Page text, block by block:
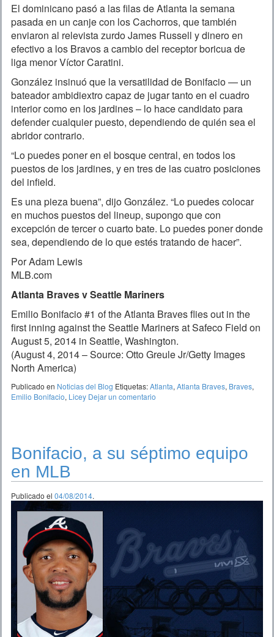
El dominicano pasó a las filas de Atlanta la semana
pasada en un canje con los Cachorros, que también
enviaron al relevista zurdo James Russell y dinero en
efectivo a los Bravos a cambio del receptor boricua de
liga menor Víctor Caratini.
González insinuó que la versatilidad de Bonifacio — un
bateador ambidiextro capaz de jugar tanto en el cuadro
interior como en los jardines – lo hace candidato para
defender cualquier puesto, dependiendo de quién sea el
abridor contrario.
“Lo puedes poner en el bosque central, en todos los
puestos de los jardines, y en tres de las cuatro posiciones
del infield.
Es una pieza buena”, dijo González. “Lo puedes colocar
en muchos puestos del lineup, supongo que con
excepción de tercer o cuarto bate. Lo puedes poner donde
sea, dependiendo de lo que estés tratando de hacer”.
Por Adam Lewis
MLB.com
Atlanta Braves v Seattle Mariners
Emilio Bonifacio #1 of the Atlanta Braves flies out in the
first inning against the Seattle Mariners at Safeco Field on
August 5, 2014 in Seattle, Washington.
(August 4, 2014 – Source: Otto Greule Jr/Getty Images
North America)
Publicado en Noticias del Blog Etiquetas:Atlanta, Atlanta Braves, Braves,
Emilio Bonifacio, Licey Dejar un comentario
Bonifacio, a su séptimo equipo
en MLB
Publicado el 04/08/2014.